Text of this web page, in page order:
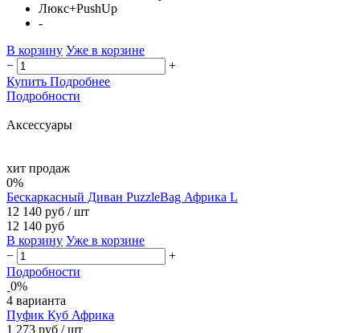
Люкс+PushUp
-
В корзину Уже в корзине
−
+
Купить Подробнее
Подробности
Аксессуары
хит продаж
0%
Бескаркасный Диван PuzzleBag Африка L
12 140 руб / шт
12 140 руб
В корзину Уже в корзине
−
+
Подробности
0%
4 варианта
Пуфик Куб Африка
1 273 руб / шт